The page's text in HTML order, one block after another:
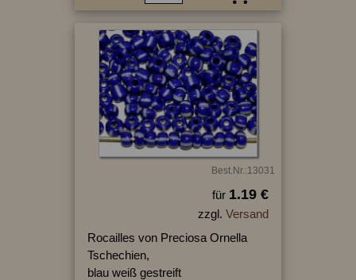
Best.Nr.:13031
für 1.19 €
zzgl. Versand
Rocailles von Preciosa Ornella
Tschechien,
blau weiß gestreift